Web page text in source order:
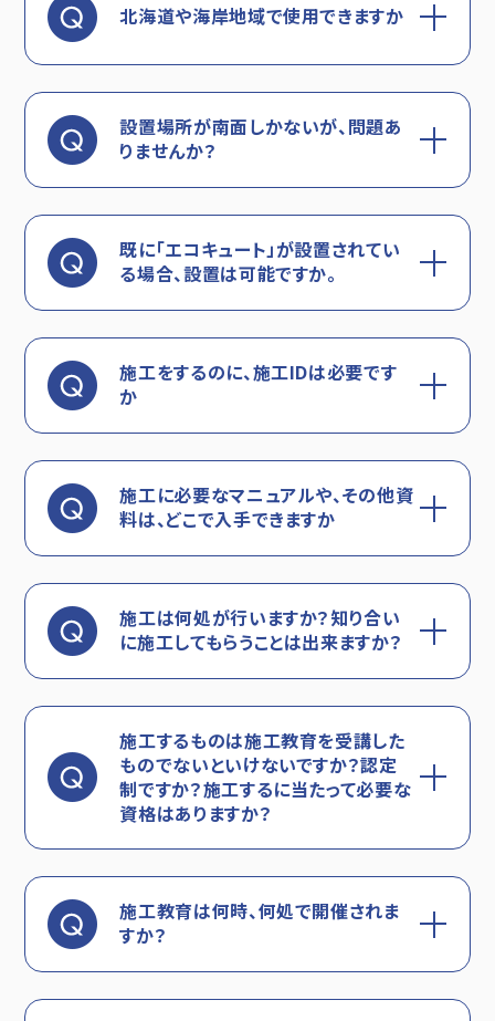
北海道や海岸地域で使用できますか
設置場所が南面しかないが、問題あ
りませんか？
既に「エコキュート」が設置されてい
る場合、設置は可能ですか。
施工をするのに、施工IDは必要です
か
施工に必要なマニュアルや、その他資
料は、どこで入手できますか
施工は何処が行いますか？知り合い
に施工してもらうことは出来ますか？
施工するものは施工教育を受講した
ものでないといけないですか？認定
制ですか？施工するに当たって必要な
資格はありますか？
施工教育は何時、何処で開催されま
すか？